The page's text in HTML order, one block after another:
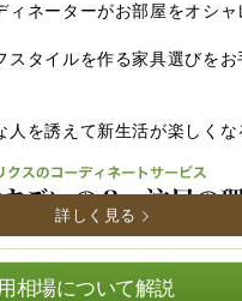
ィネーターがお部屋をオシャ
スタイルを作る家具選びをお
人を誘えて新生活が楽しくな
詳しく見る
相場について解説